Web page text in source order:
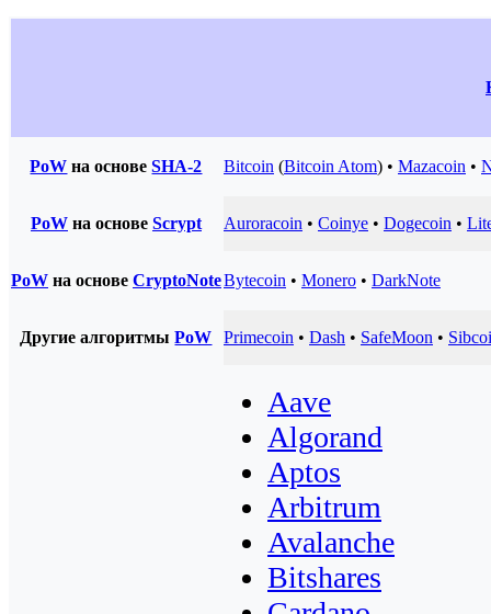
PoW на основеSHA-2 Bitcoin (Bitcoin Atom) • Mazacoin •
PoW на основе Scrypt Auroracoin • Coinye • Dogecoin •
PoW на основе CryptoNoteBytecoin • Monero • DarkNote
Другие алгоритмыPoW Primecoin • Dash • SafeMoon •
Aave
Algorand
Aptos
Arbitrum
Avalanche
Bitshares